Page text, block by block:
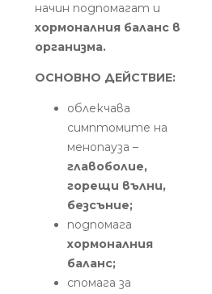
начин подпомагат и
хормоналния баланс в
организма.
ОСНОВНО ДЕЙСТВИЕ:
облекчава
симптомите на
менопауза –
главоболие,
горещи вълни,
безсъние;
подпомага
хормоналния
баланс;
спомага за